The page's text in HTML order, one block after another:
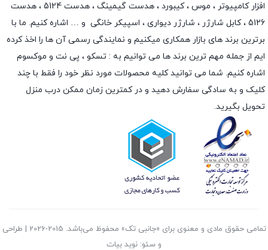
افزار کامپیوتر ، موس ،کیبورد ، هدست گیمینگ
، هدست 5124 ، هدست
5126 ،
کابل شارژر ، شارژر دیواری ، اسپیکر خانگی و … اشاره کنیم. ما با
برترین برند های بازار همکاری میکنیم و نمایندگی رسمی آن ها را اخذ کرده
ایم از جمله مهم ترین برند ها می توانیم به : تسکو ، پی نت و موکسوم
اشاره کنیم. شما می توانید کلیه محصولات مورد نظر خود را فقط با چند
کلیک و به سادگی سفارش دهید و در کمترین زمان ممکن درب منزل
تحویل بگیرید.
تمامی حقوق مادی و معنوی برای «جانبی تک» محفوظ می‌باشد. 2015-2026 | طراحی
و سئو: نوید بیات